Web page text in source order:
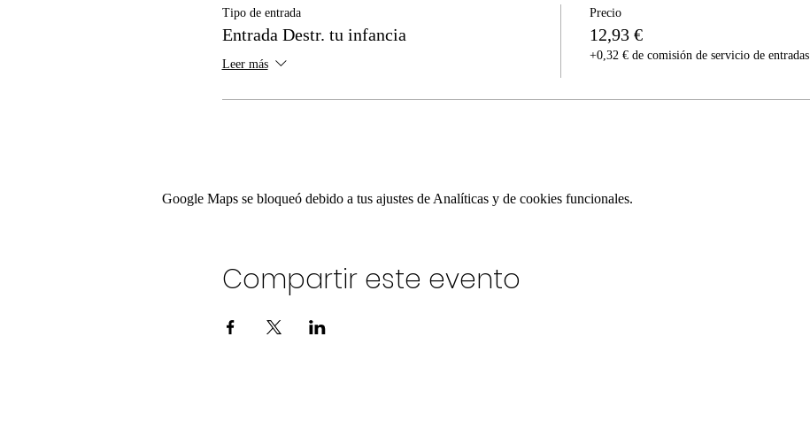
Tipo de entrada
Entrada Destr. tu infancia
Leer más
Precio
12,93 €
+0,32 € de comisión de servicio de entradas
Google Maps se bloqueó debido a tus ajustes de Analíticas y de cookies funcionales.
Compartir este evento